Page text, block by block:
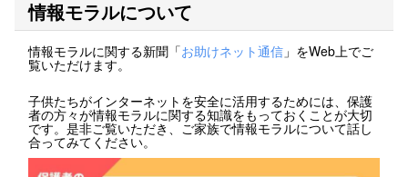
情報モラルについて
情報モラルに関する新聞「お助けネット通信 」をWeb上でご
覧いただけます。
子供たちがインターネットを安全に活用するためには、保護
者の方々が情報モラルに関する知識をもっておくことが大切
です。是非ご覧いただき、ご家族で情報モラルについて話し
合ってみてください。